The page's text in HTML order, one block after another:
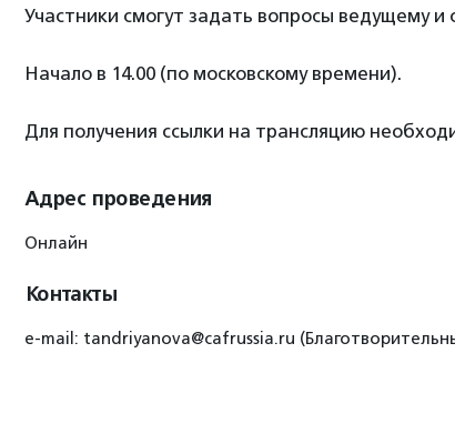
Участники смогут задать вопросы ведущему и
Начало в 14.00 (по московскому времени).
Для получения ссылки на трансляцию
Адрес проведения
Онлайн
Контакты
e-mail: tandriyanova@cafrussia.ru